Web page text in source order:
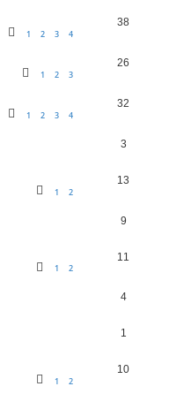
1 2 3 4
38
1 2 3
26
1 2 3 4
32
3
1 2
13
9
1 2
11
4
1
1 2
10